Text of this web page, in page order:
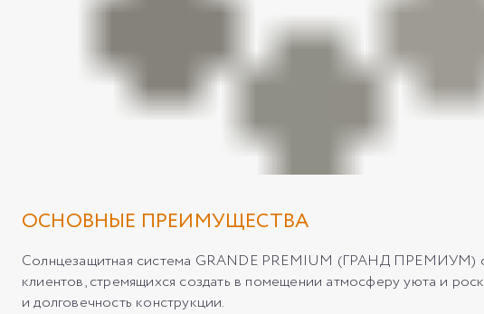
ОСНОВНЫЕ ПРЕИМУЩЕСТВА
Солнцезащитная система GRANDE PREMIUM (ГРАНД ПРЕМИУМ)
клиентов, стремящихся создать в помещении атмосферу уюта и
и долговечность конструкции.